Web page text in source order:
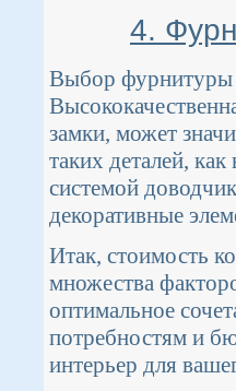
4.
Выбор фурнитуры
замки, может
таких деталей,
системой
декоративные
Итак, стоимость
множества
оптимальное
потребностям и
интерьер для